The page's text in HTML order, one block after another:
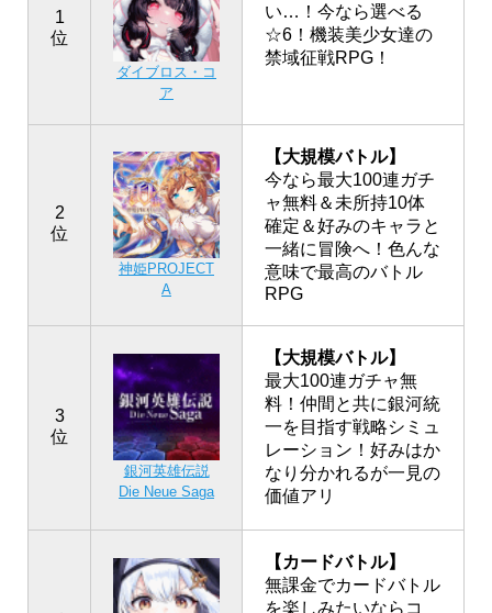
1
位
ダイブロス・コ
ア
い…！今なら選べる
☆6！機装美少女達の
禁域征戦RPG！
2
位
神姫PROJECT
A
【大規模バトル】
今なら最大100連ガチ
ャ無料＆未所持10体
確定＆好みのキャラと
一緒に冒険へ！色んな
意味で最高のバトル
RPG
3
位
銀河英雄伝説
Die Neue Saga
【大規模バトル】
最大100連ガチャ無
料！仲間と共に銀河統
一を目指す戦略シミュ
レーション！好みはか
なり分かれるが一見の
価値アリ
【カードバトル】
無課金でカードバトル
を楽しみたいならコ